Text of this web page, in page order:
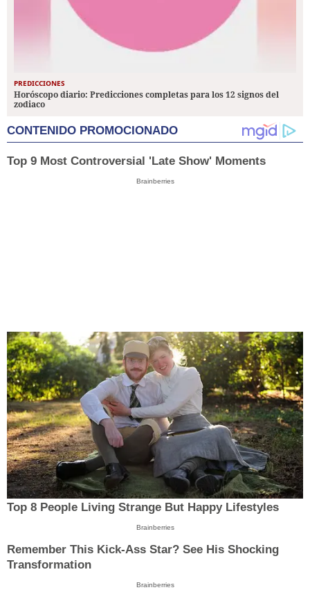
PREDICCIONES
Horóscopo diario: Predicciones completas para los 12 signos del
zodiaco
CONTENIDO PROMOCIONADO
Top 9 Most Controversial 'Late Show' Moments
Brainberries
Top 8 People Living Strange But Happy Lifestyles
Brainberries
Remember This Kick-Ass Star? See His Shocking
Transformation
Brainberries